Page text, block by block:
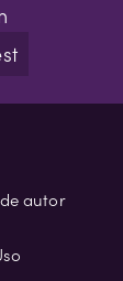
autor